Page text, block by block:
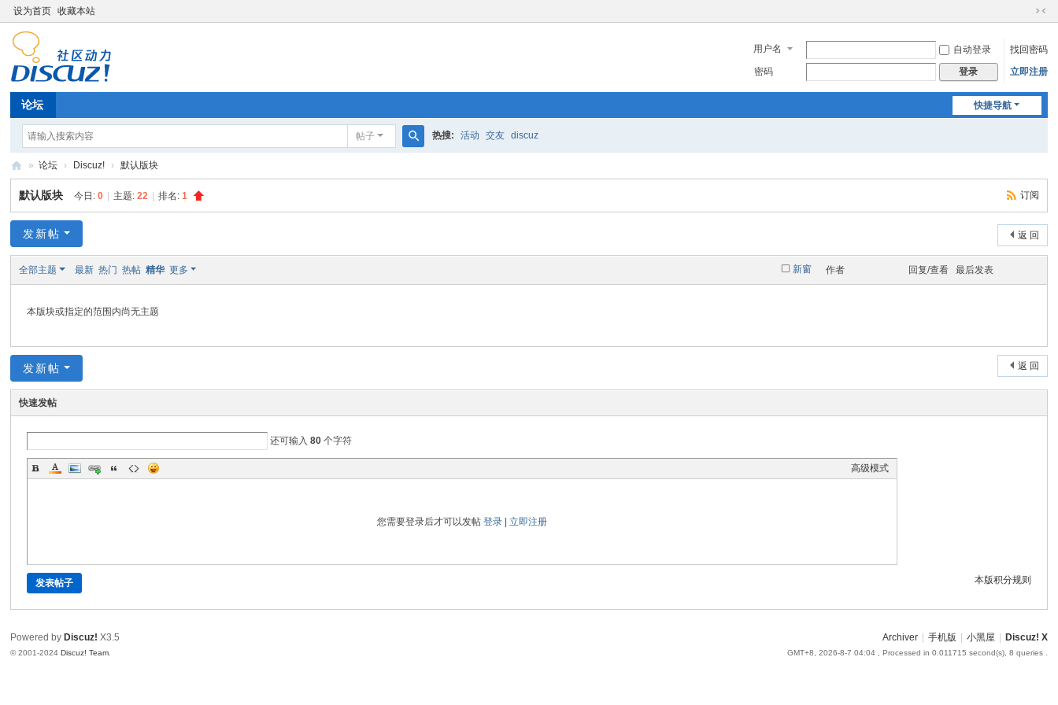
设为首页 收藏本站
切
到
窄
用户名 自动登录
找回密码
密码
登录 立即注册
快捷导航
论坛
帖子
索
热搜: 活动 交友 discuz
Di
sc
!
» 论坛 › Discuz! › 默认版块
订阅
默认版块 今日:0 主题:22 排名:1
返 回
发新帖
新窗
全部主题 最新 热门 热帖 精华 更多 作者 回复/查看 最后发表
本版块或指定的范围内尚无主题
返 回
发新帖
快速发帖
还可输入80 个字符
高级模式
您需要登录后才可以发帖 登录| 立即注册
本版积分规则
发表帖子
Archiver 手机版 小黑屋 Discuz! X
GMT+8, 2026-8-7 04:04, Processed in 0.011715 second(s), 8 queries .
Powered by Discuz! X3.5
© 2001-2024Discuz! Team